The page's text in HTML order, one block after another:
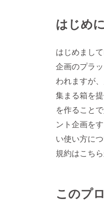
はじめ
はじめまし
企画のプラ
われますが
集まる箱を
を作ること
ント企画を
い使い方に
規約はこち
このプ